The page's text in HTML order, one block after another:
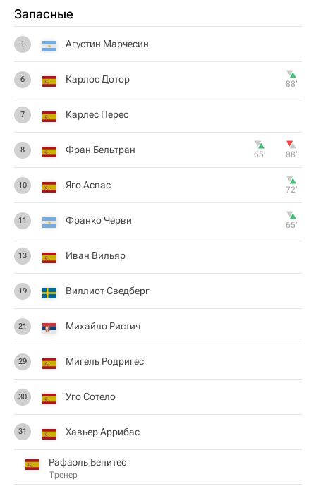
Запасные
1 Агустин Марчесин
6 Карлос Дотор 88‎’‎
7 Карлес Перес
8 Фран Бельтран 65‎’‎ 88‎’‎
10 Яго Аспас 72‎’‎
11 Франко Черви 65‎’‎
13 Иван Вильяр
19 Виллиот Сведберг
21 Михайло Ристич
29 Мигель Родригес
30 Уго Сотело
31 Хавьер Аррибас
Рафаэль Бенитес
Тренер